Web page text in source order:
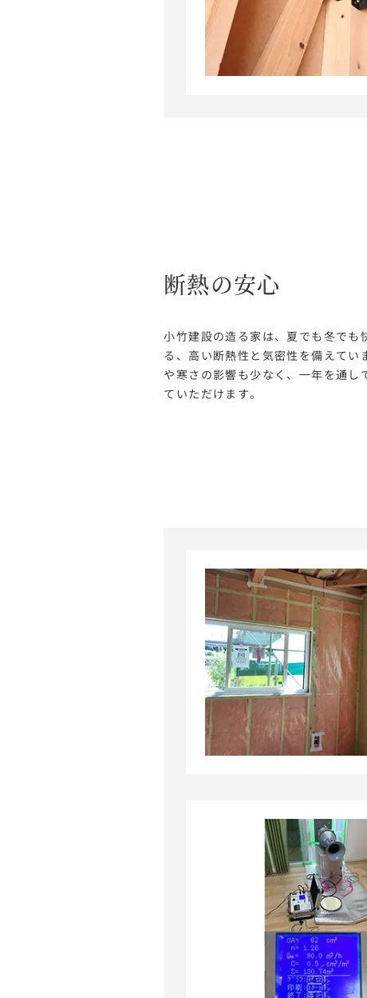
断熱の安心
小竹建設の造る家は、夏でも冬でも
る、高い断熱性と気密性を備えてい
や寒さの影響も少なく、一年を通し
ていただけます。